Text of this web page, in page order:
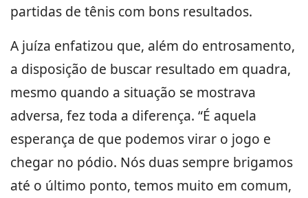
partidas de tênis com bons resultados.
A juíza enfatizou que, além do entrosamento,
a disposição de buscar resultado em quadra,
mesmo quando a situação se mostrava
adversa, fez toda a diferença. “É aquela
esperança de que podemos virar o jogo e
chegar no pódio. Nós duas sempre brigamos
até o último ponto, temos muito em comum,